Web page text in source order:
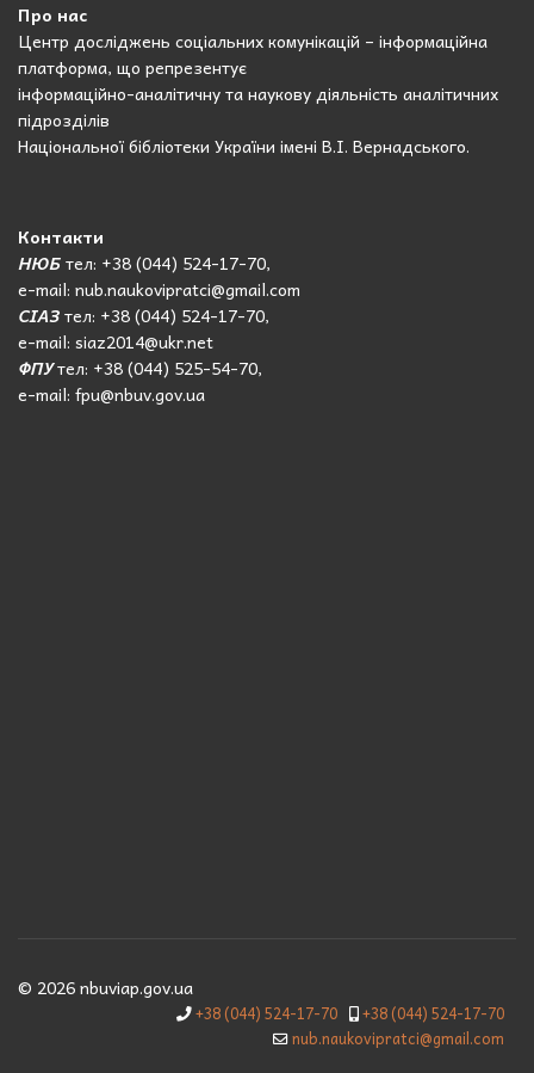
Про нас
Центр досліджень соціальних комунікацій – інформаційна
платформа, що репрезентує
інформаційно-аналітичну та наукову діяльність аналітичних
підрозділів
Національної бібліотеки України імені В.І. Вернадського.
Контакти
НЮБтел: +38 (044) 524-17-70,
e-mail: nub.naukovipratci@gmail.com
СІАЗтел: +38 (044) 524-17-70,
e-mail: siaz2014@ukr.net
ФПУтел: +38 (044) 525-54-70,
e-mail: fpu@nbuv.gov.ua
© 2026 nbuviap.gov.ua
+38 (044) 524-17-70
+38 (044) 524-17-70
nub.naukovipratci@gmail.com